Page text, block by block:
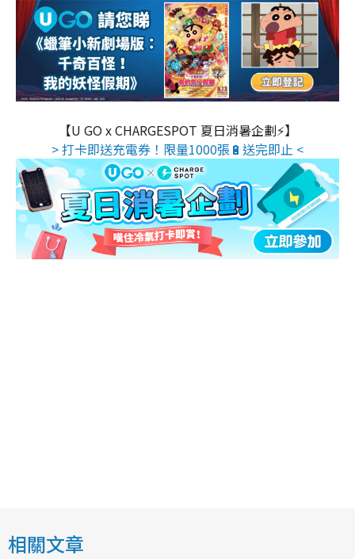
【U GO x CHARGESPOT 夏日消暑企劃⚡】
> 打卡即送充電券！限量1000張🔋送完即止 <
相關文章